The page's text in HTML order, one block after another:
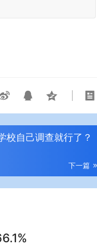
校自己调查就行了？
下一篇